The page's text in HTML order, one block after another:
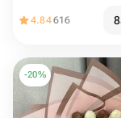
4.84616
-20%